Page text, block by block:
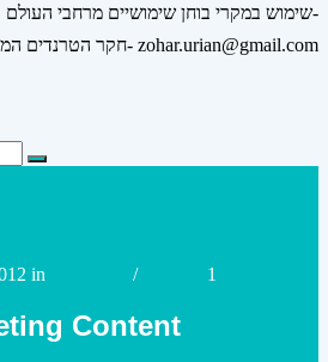
שימוש במקרי בוחן שימושיים מרחבי העולם-
חקר הטרנדים המובילים- zohar.urian@gmail.com
Search
in / 1
Content